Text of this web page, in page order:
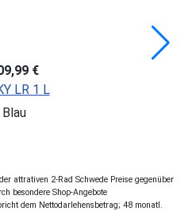
€
LR 1 L
Blau
attrativen 2-Rad Schwede Preise gegenüber
besondere Shop-Angebote
dem Nettodarlehensbetrag; 48 monatl.